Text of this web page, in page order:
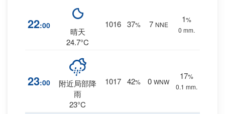
22:00
晴天
24.7°C
1016 37% 7 NNE
1%
0 mm.
23:00
附近局部降
雨
23°C
1017 42% 0 WNW
17%
0.1 mm.